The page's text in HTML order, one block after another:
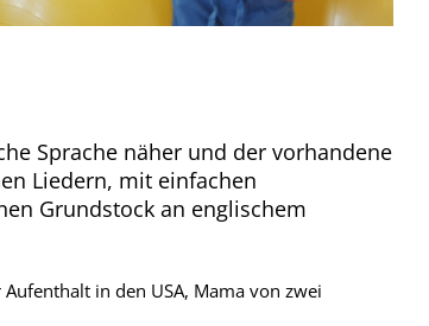
Sprache näher und der vorhandene
Liedern, mit einfachen
Grundstock an englischem
Aufenthalt in den USA, Mama von zwei